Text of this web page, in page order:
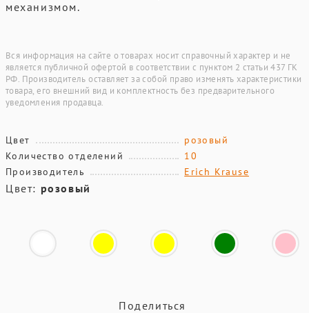
механизмом.
Вся информация на сайте о товарах носит справочный характер и не
является публичной офертой в соответствии с пунктом 2 статьи 437 ГК
РФ. Производитель оставляет за собой право изменять характеристики
товара, его внешний вид и комплектность без предварительного
уведомления продавца.
Цвет
розовый
Количество отделений
10
Производитель
Erich Krause
Цвет: розовый
Поделиться